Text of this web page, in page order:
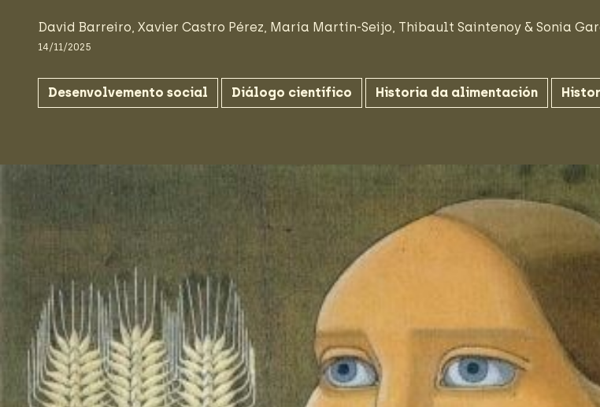
David Barreiro, Xavier Castro Pérez, María Martín-Seijo, Thibault Saintenoy & Sonia
14/11/2025
Desenvolvemento social Diálogo científico Historia da alimentación